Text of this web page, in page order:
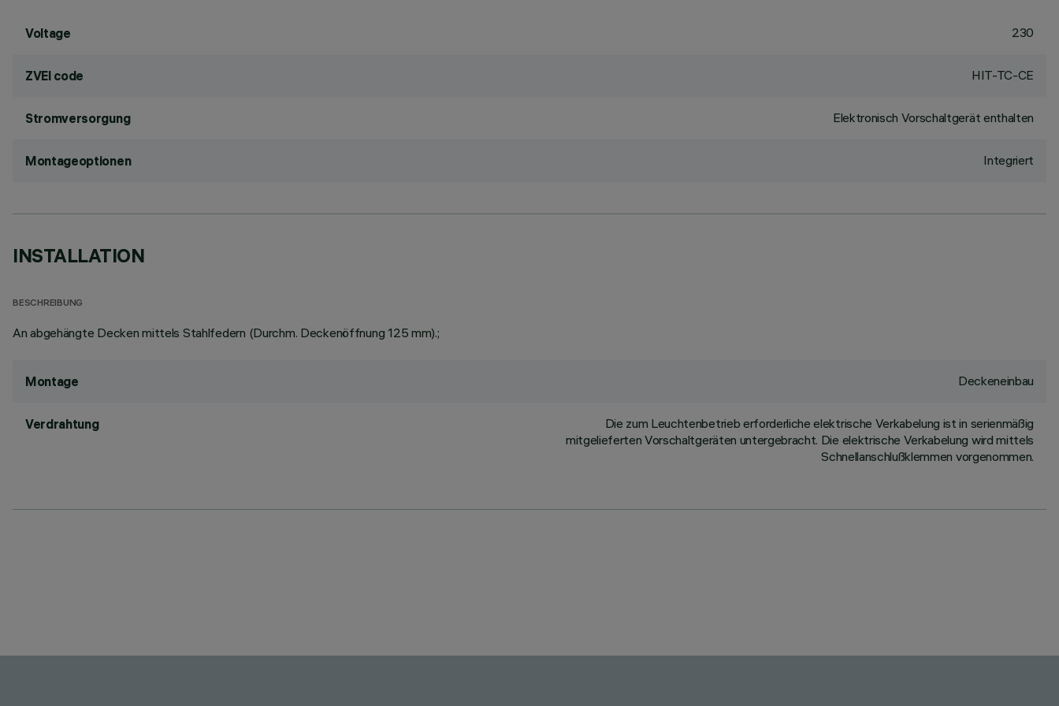
Voltage 230
ZVEI code HIT-TC-CE
Stromversorgung Elektronisch Vorschaltgerät enthalten
Montageoptionen Integriert
INSTALLATION
BESCHREIBUNG
An abgehängte Decken mittels Stahlfedern (Durchm. Deckenöffnung 125 mm).;
Montage Deckeneinbau
Verdrahtung
Die zum Leuchtenbetrieb erforderliche elektrische Verkabelung ist in serienmäßig
mitgelieferten Vorschaltgeräten untergebracht. Die elektrische Verkabelung wird mittels
Schnellanschlußklemmen vorgenommen.